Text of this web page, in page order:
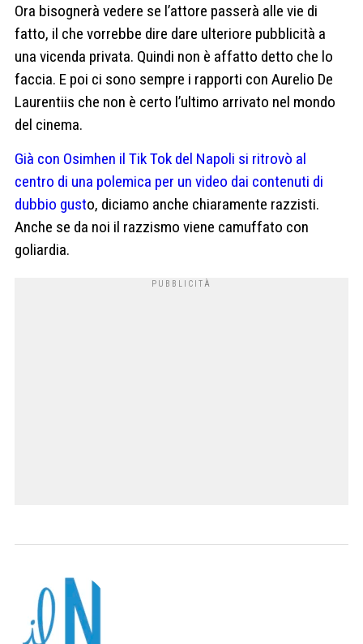
Ora bisognerà vedere se l’attore passerà alle vie di
fatto, il che vorrebbe dire dare ulteriore pubblicità a
una vicenda privata. Quindi non è affatto detto che lo
faccia. E poi ci sono sempre i rapporti con Aurelio De
Laurentiis che non è certo l’ultimo arrivato nel mondo
del cinema.
Già con Osimhen il Tik Tok del Napoli si ritrovò al
centro di una polemica per un video dai contenuti di
dubbio gusto, diciamo anche chiaramente razzisti.
Anche se da noi il razzismo viene camuffato con
goliardia.